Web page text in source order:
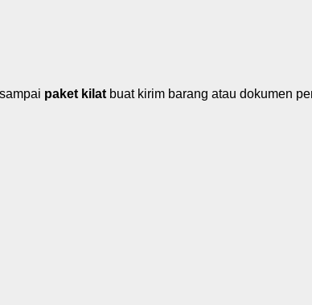
paket kilat buat kirim barang atau dokumen